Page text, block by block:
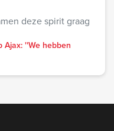
deze spirit graag
Ajax: ''We hebben